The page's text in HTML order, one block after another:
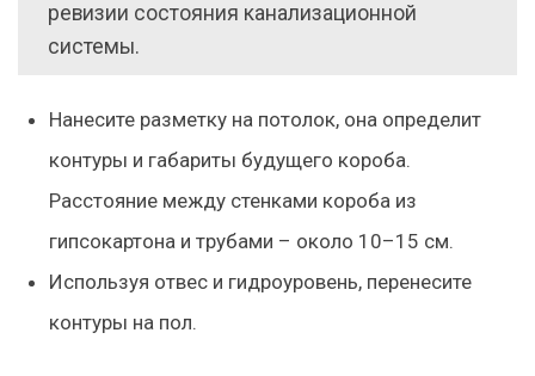
ревизии состояния канализационной
системы.
Нанесите разметку на потолок, она определит
контуры и габариты будущего короба.
Расстояние между стенками короба из
гипсокартона и трубами – около 10–15 см.
Используя отвес и гидроуровень, перенесите
контуры на пол.